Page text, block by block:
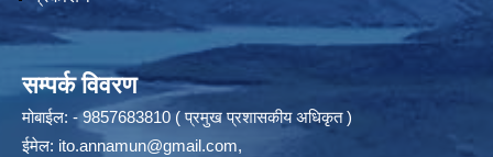
सम्पर्क विवरण
मोबाईल: - 9857683810 ( प्रमुख प्रशासकीय अधिकृत )
ईमेल: ito.annamun@gmail.com,